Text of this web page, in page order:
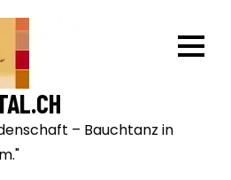
– Bauchtanz in